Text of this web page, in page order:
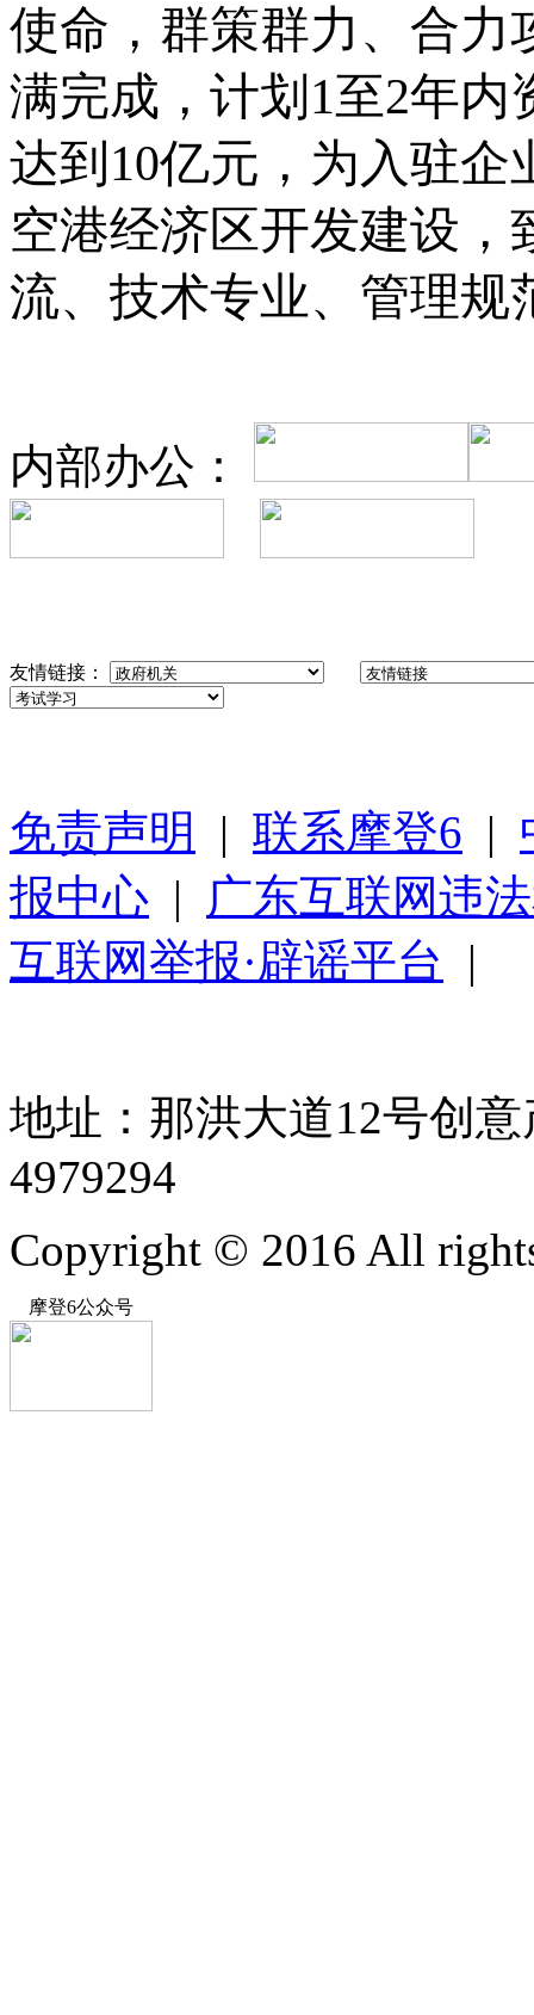
使命， 群策群力、合力
满完成， 计划 1至2年内
达到10亿元，为入驻
空港经济区开发建设，
流、技术专业、管理规
内部办公：
友情链接：
免责声明 | 联系摩登6 |
报中心 | 广东互联网违
互联网举报·辟谣平台 |
地址：那洪大道12号创
4979294
Copyright © 2016 All
摩登6公众号